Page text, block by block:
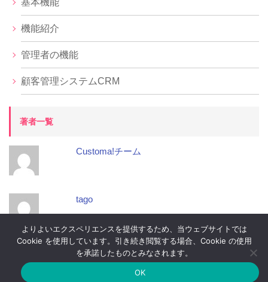
機能紹介
管理者の機能
顧客管理システムCRM
著者一覧
Customa!チーム
tago
顧客管理システム 安い 経営 顧客管理 安い
よりよいエクスペリエンスを提供するため、当ウェブサイトでは
Cookie を使用しています。引き続き閲覧する場合、Cookie の使用
を承諾したものとみなされます。
OK